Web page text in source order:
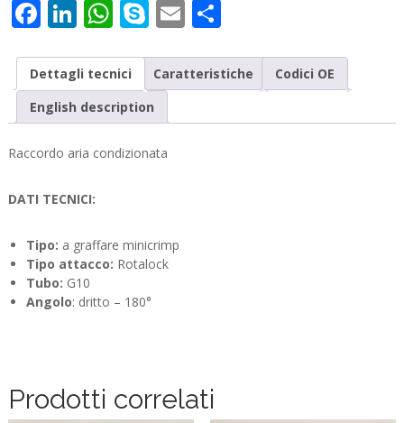
Facebook
LinkedIn
WhatsApp
Skype
EmailCondividi
Dettagli tecnici Caratteristiche
Codici OE
English description
Raccordo aria condizionata
DATI TECNICI:
Tipo: a graffare minicrimp
Tipo attacco: Rotalock
Tubo: G10
Angolo: dritto – 180°
Prodotti correlati